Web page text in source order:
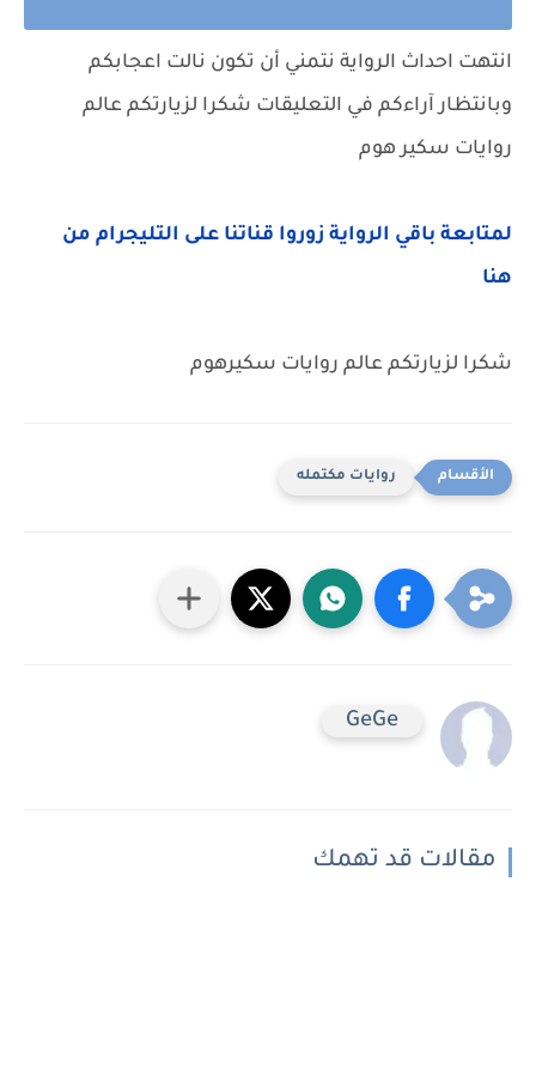
انتهت احداث الرواية نتمني أن تكون نالت اعجابكم
وبانتظار آراءكم في التعليقات شكرا لزيارتكم عالم
روايات سكير هوم
لمتابعة باقي الرواية زوروا قناتنا على التليجرام من
هنا
شكرا لزيارتكم عالم روايات سكيرهوم
روايات مكتمله
GeGe
مقالات قد تهمك